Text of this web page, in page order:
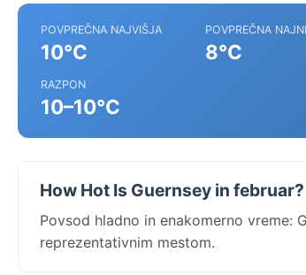
POVPREČNA NAJVIŠJA
10°C
POVPREČNA
8°C
RAZPON
10–10°C
How Hot Is Guernsey in februar?
Povsod hladno in enakomerno vreme:
reprezentativnim mestom.